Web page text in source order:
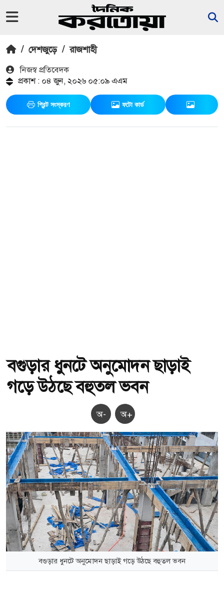
/ দেশজুড়ে / রাজশাহী
নিজস্ব প্রতিবেদক
প্রকাশ : ০৪ জুন, ২০২৬ ০৫:০৯ এএম
প্রিন্ট সংস্করণ ফটো কার্ড
বগুড়ার ধুনটে অনুমোদন ছাড়াই
গড়ে উঠছে বহুতল ভবন
অ- অ+
বগুড়ার ধুনটে অনুমোদন ছাড়াই গড়ে উঠছে বহুতল ভবন